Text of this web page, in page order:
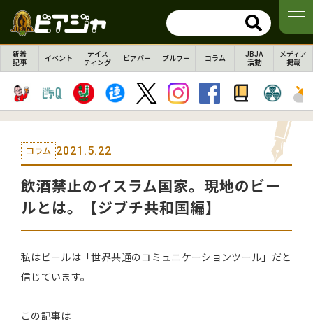
新着
記事
イベント
テイス
ティング
ビアバー ブルワー コラム
JBJA
活動
メディア
掲載
コラム 2021.5.22
飲酒禁止のイスラム国家。現地のビー
ルとは。【ジブチ共和国編】
私はビールは「世界共通のコミュニケーションツール」だと
信じています。
この記事は